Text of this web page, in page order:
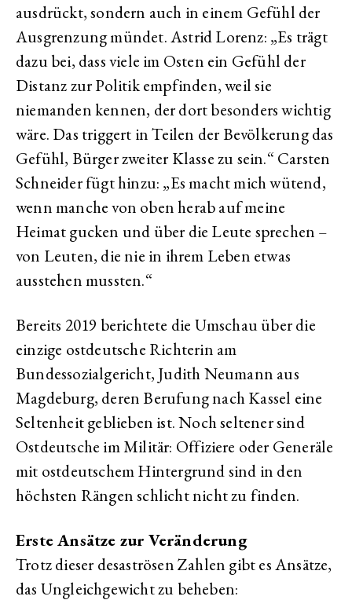
ausdrückt, sondern auch in einem Gefühl der
Ausgrenzung mündet. Astrid Lorenz: „Es trägt
dazu bei, dass viele im Osten ein Gefühl der
Distanz zur Politik empfinden, weil sie
niemanden kennen, der dort besonders wichtig
wäre. Das triggert in Teilen der Bevölkerung das
Gefühl, Bürger zweiter Klasse zu sein.“ Carsten
Schneider fügt hinzu: „Es macht mich wütend,
wenn manche von oben herab auf meine
Heimat gucken und über die Leute sprechen –
von Leuten, die nie in ihrem Leben etwas
ausstehen mussten.“
Bereits 2019 berichtete die Umschau über die
einzige ostdeutsche Richterin am
Bundessozialgericht, Judith Neumann aus
Magdeburg, deren Berufung nach Kassel eine
Seltenheit geblieben ist. Noch seltener sind
Ostdeutsche im Militär: Offiziere oder Generäle
mit ostdeutschem Hintergrund sind in den
höchsten Rängen schlicht nicht zu finden.
Erste Ansätze zur Veränderung
Trotz dieser desaströsen Zahlen gibt es Ansätze,
das Ungleichgewicht zu beheben: